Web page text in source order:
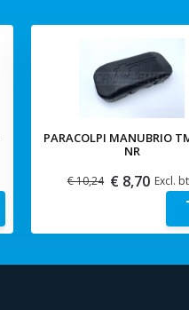
PARACOLPI MANUBRIO
NR
€ 10,24 € 8,70 Excl.